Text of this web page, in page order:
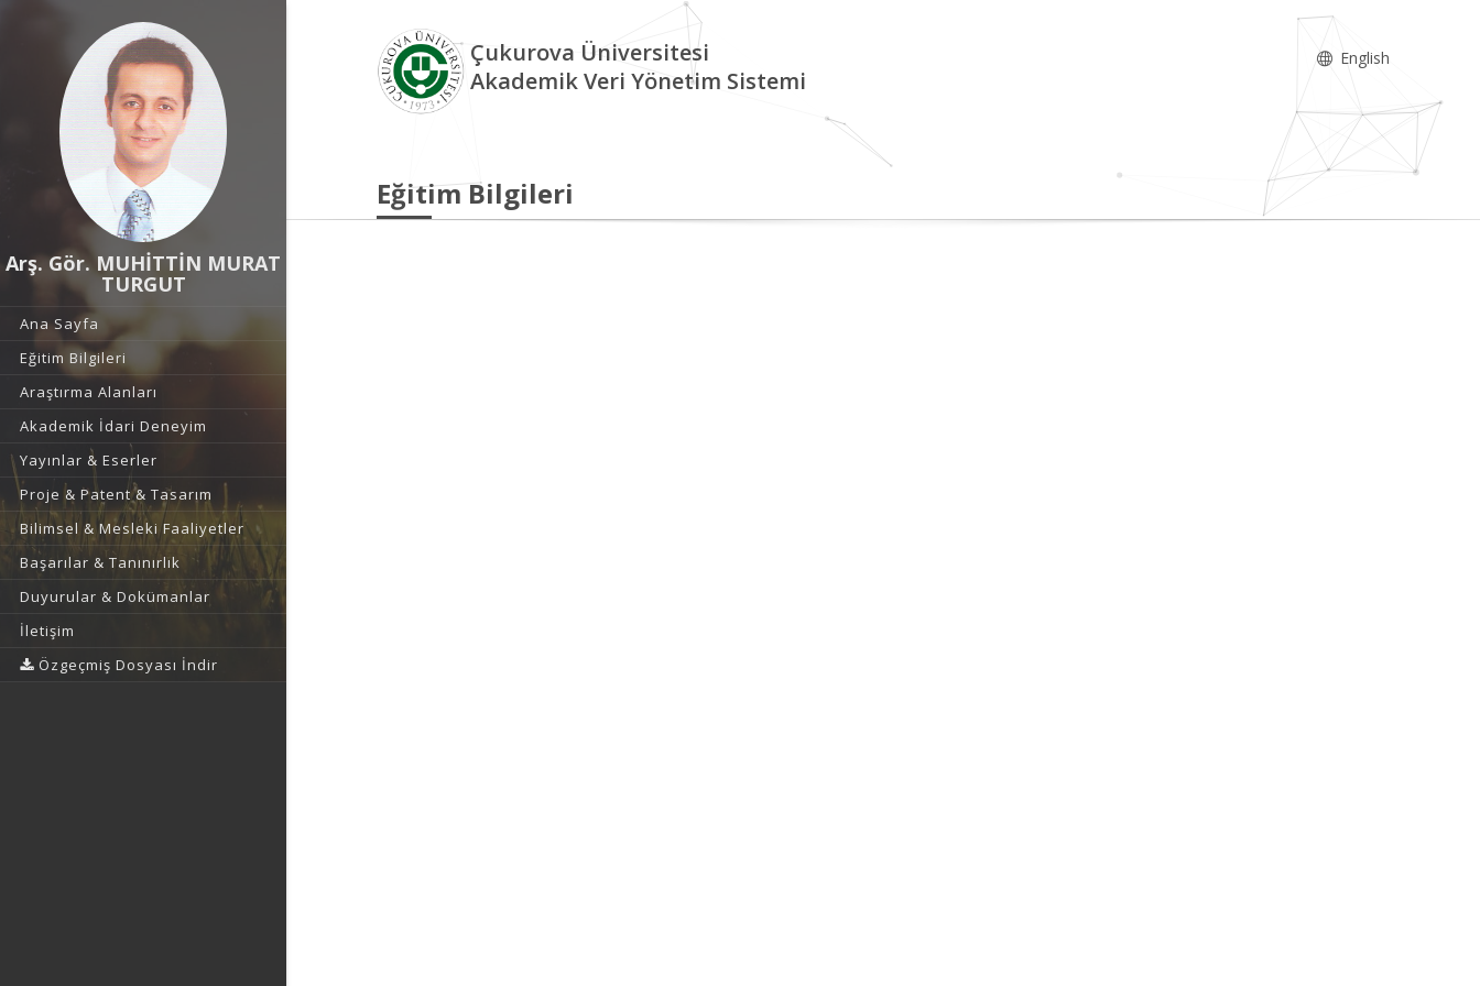
Arş. Gör. MUHİTTİN MURAT
TURGUT
Ana Sayfa
Eğitim Bilgileri
Araştırma Alanları
Akademik İdari Deneyim
Yayınlar & Eserler
Proje & Patent & Tasarım
Bilimsel & Mesleki Faaliyetler
Başarılar & Tanınırlık
Duyurular & Dokümanlar
İletişim
Özgeçmiş Dosyası İndir
Çukurova Üniversitesi
Akademik Veri Yönetim Sistemi
English
Eğitim Bilgileri